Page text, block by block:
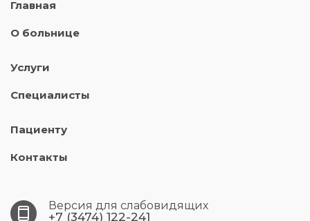
Главная
О больнице
Услуги
Специалисты
Пациенту
Контакты
Версия для слабовидящих
+7 (3474) 122-241